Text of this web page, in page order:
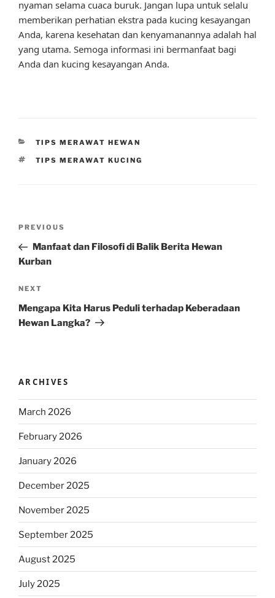
nyaman selama cuaca buruk. Jangan lupa untuk selalu
memberikan perhatian ekstra pada kucing kesayangan
Anda, karena kesehatan dan kenyamanannya adalah hal
yang utama. Semoga informasi ini bermanfaat bagi
Anda dan kucing kesayangan Anda.
CATEGORIES
TIPS MERAWAT HEWAN
TAGS
TIPS MERAWAT KUCING
Previous
Post
PREVIOUS
Manfaat dan Filosofi di Balik Berita Hewan
Kurban
Next
Post
NEXT
Mengapa Kita Harus Peduli terhadap Keberadaan
Hewan Langka?
ARCHIVES
March 2026
February 2026
January 2026
December 2025
November 2025
September 2025
August 2025
July 2025